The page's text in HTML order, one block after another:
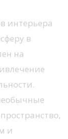
интерьера
в
на
и